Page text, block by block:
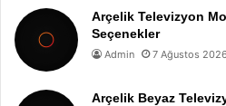
Arçelik Televizyon
Seçenekler
Admin 7 Ağustos 2026
Arçelik Beyaz